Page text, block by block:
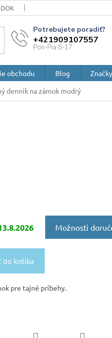
+421909107557
ZÁSADY A POUČENIA O
obchodu Blog
Značky
denník na zámok modrý
Možnosti
do košíka
pre tajné príbehy.